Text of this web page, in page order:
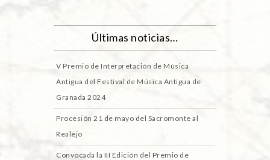
Últimas noticias…
V Premio de Interpretación de Música
Antigua del Festival de Música Antigua de
Granada 2024
Procesión 21 de mayo del Sacromonte al
Realejo
Convocada la III Edición del Premio de